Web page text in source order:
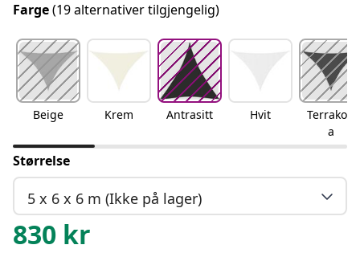
Farge(19 alternativer tilgjengelig)
Beige Krem Antrasitt Hvit
Terrakott
a
Størrelse
5 x 6 x 6 m (Ikke på lager)
830 kr